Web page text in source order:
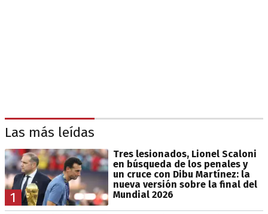
Las más leídas
1
Tres lesionados, Lionel Scaloni
en búsqueda de los penales y
un cruce con Dibu Martínez: la
nueva versión sobre la final del
Mundial 2026